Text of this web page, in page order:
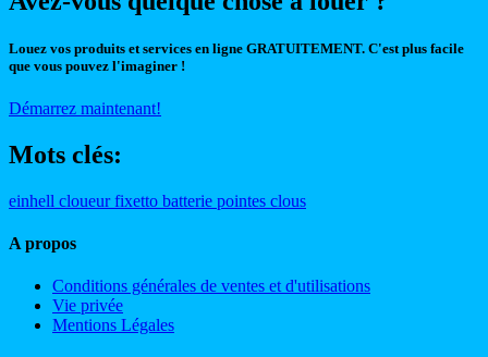
Louez vos produits et services en ligne GRATUITEMENT. C'est plus facile
que vous pouvez l'imaginer !
Démarrez maintenant!
Mots clés:
einhell cloueurfixetto batterie pointes clous
A propos
Conditions générales de ventes et d'utilisations
Vie privée
Mentions Légales